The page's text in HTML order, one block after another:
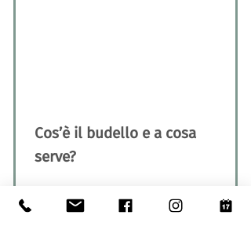
Cos’è il budello e a cosa
serve?